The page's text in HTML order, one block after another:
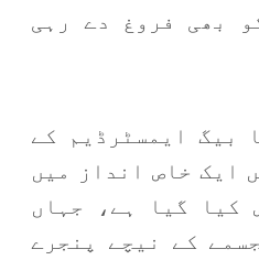
بھی فروغ دے رہی
بیگ ایمسٹرڈیم کے
ایک خاص انداز میں
کیا گیا ہے، جہاں
کے نیچے پنجرے